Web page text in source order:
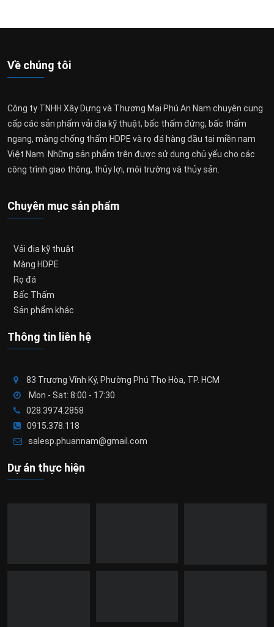
Về chúng tôi
Công ty TNHH Xây Dựng và Thương Mại Phú An Nam chuyên cung
cấp các sản phẩm vải địa kỹ thuật, bấc thấm đứng, bấc thấm
ngang, màng chống thấm HDPE và rọ đá hàng đầu tại miền nam
Việt Nam. Những sản phẩm trên được sử dụng chủ yếu cho các
công trình giao thông, thủy lợi, môi trường và thủy sản.
Chuyên mục sản phẩm
Vải địa kỹ thuật
Màng HDPE
Rọ đá
Bấc Thấm
Sản phẩm khác
Thông tin liên hệ
83 Trương Vĩnh Ký, Phường Phú Thọ Hòa, TP. HCM
Mon - Sat: 8:00 - 17:30
028.3974.2858
0915.378.118
salesp.phuannam@gmail.com
Dự án thực hiện